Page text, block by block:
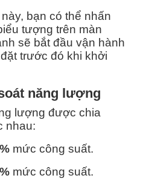
bạn có thể nhấn
tượng trên màn
sẽ bắt đầu vận hành
trước đó khi khởi
năng lượng
lượng được chia
nhau:
mức công suất.
mức công suất.